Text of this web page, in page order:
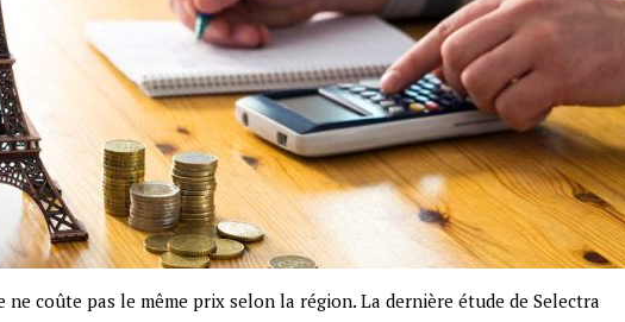
ne coûte pas le même prix selon la région. La dernière étude de Selectra